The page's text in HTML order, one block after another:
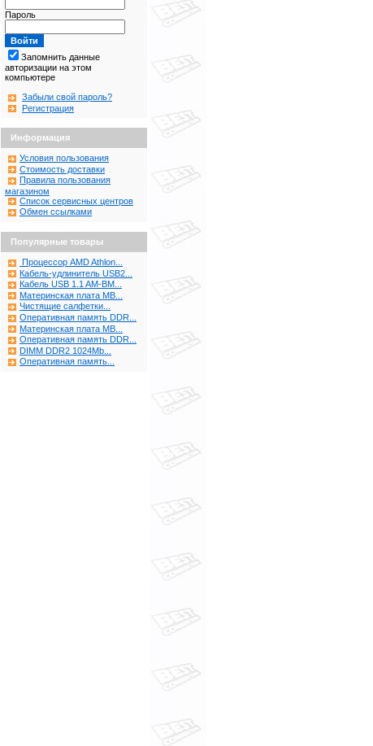
Пароль
Запомнить данные
авторизации на этом
компьютере
Забыли свой пароль?
Регистрация
Информация
Условия пользования
Стоимость доставки
Правила пользования
магазином
Список сервисных центров
Обмен ссылками
Популярные товары
Процессор AMD Athlon...
Кабель-удлинитель USB2...
Кабель USB 1.1 AM-BM...
Материнская плата MB...
Чистящие салфетки...
Оперативная память DDR...
Материнская плата MB...
Оперативная память DDR...
DIMM DDR2 1024Mb...
Оперативная память...